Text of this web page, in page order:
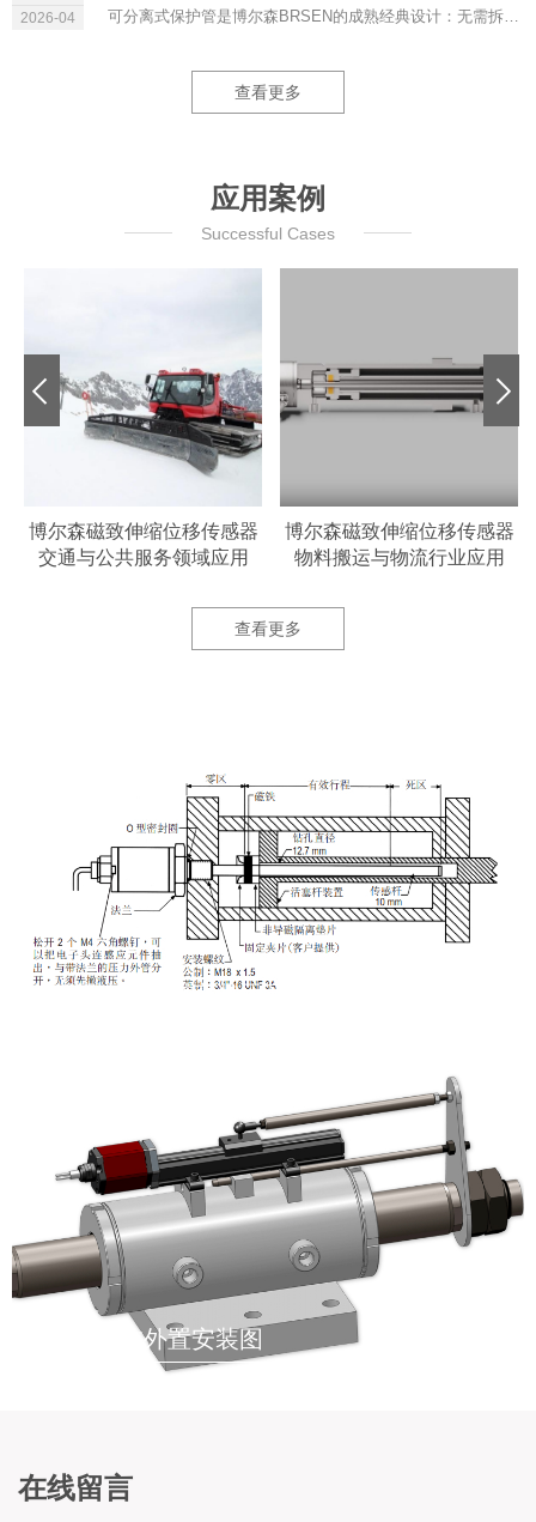
2026-04
查看更多
应用案例
Successful Cases
博尔森磁致伸缩位移传感器
交通与公共服务领域应用
博尔森磁致伸缩位移传感器
物料搬运与物流行业应用
查看更多
液压油缸内置安装示意图
液压油缸外置安装图
在线留言